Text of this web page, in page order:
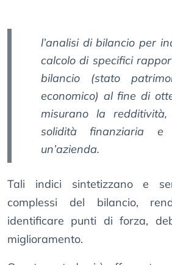
l’analisi di bilancio per
calcolo di specifici
bilancio (stato
economico) al fine di
misurano la
solidità finanziaria e
un’azienda.
Tali indici sintetizzano e
complessi del bilancio,
identificare punti di forza,
miglioramento.